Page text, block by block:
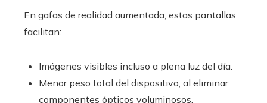
En gafas de realidad aumentada, estas pantallas
facilitan:
Imágenes visibles incluso a plena luz del día.
Menor peso total del dispositivo, al eliminar
componentes ópticos voluminosos.